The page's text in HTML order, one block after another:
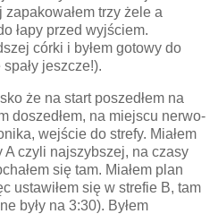
trzy żele a
łapy przed wyjściem.
córki i byłem gotowy do
jeszcze!).
że na start poszedłem na
doszedłem, na miejscu nerwo-
wejście do strefy. Miałem
czyli najszybszej, na czasy
się tam. Miałem plan
ustawiłem się w strefie B, tam
były na 3:30). Byłem